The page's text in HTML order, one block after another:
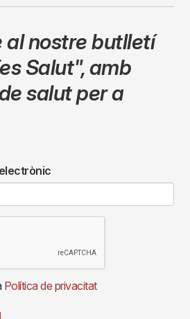
al nostre butlletí
Salut",amb
salut per a
Política de privacitat